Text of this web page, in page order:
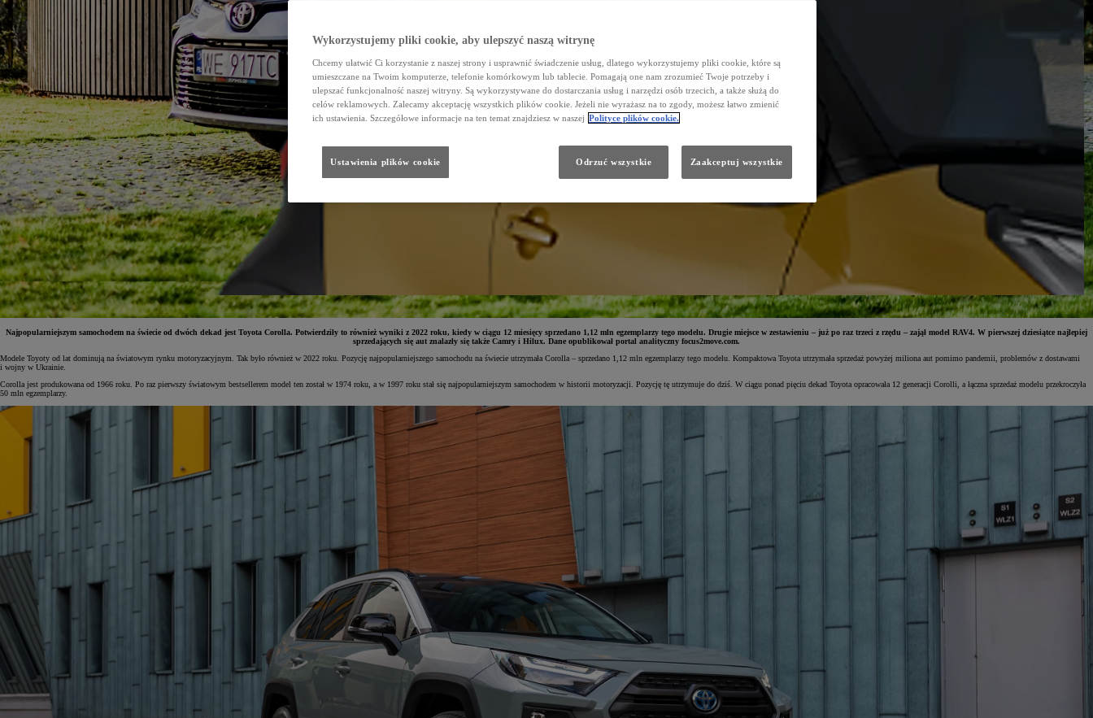
Najpopularniejszym samochodem na świecie od dwóch dekad jest Toyota Corolla. Potwierdziły to również wyniki z 2022 roku, kiedy w ciągu 12 miesięcy sprzedano 1,12 mln egzemplarzy tego modelu. Drugie miejsce w zestawieniu – już po raz trzeci z rzędu – zajął model RAV4. W pierwszej dziesiątce najlepiej
sprzedających się aut znalazły się także Camry i Hilux. Dane opublikował portal analityczny focus2move.com.
Modele Toyoty od lat dominują na światowym rynku motoryzacyjnym. Tak było również w 2022 roku. Pozycję najpopularniejszego samochodu na świecie utrzymała Corolla – sprzedano 1,12 mln egzemplarzy tego modelu. Kompaktowa Toyota utrzymała sprzedaż powyżej miliona aut pomimo pandemii, problemów z dostawami
i wojny w Ukrainie.
Corolla jest produkowana od 1966 roku. Po raz pierwszy światowym bestsellerem model ten został w 1974 roku, a w 1997 roku stał się najpopularniejszym samochodem w historii motoryzacji. Pozycję tę utrzymuje do dziś. W ciągu ponad pięciu dekad Toyota opracowała 12 generacji Corolli, a łączna sprzedaż modelu przekroczyła
50 mln egzemplarzy.
Wykorzystujemy pliki cookie, aby ulepszyć naszą witrynę
Chcemy ułatwić Ci korzystanie z naszej strony i usprawnić świadczenie usług, dlatego wykorzystujemy pliki cookie, które są
umieszczane na Twoim komputerze, telefonie komórkowym lub tablecie. Pomagają one nam zrozumieć Twoje potrzeby i
ulepszać funkcjonalność naszej witryny. Są wykorzystywane do dostarczania usług i narzędzi osób trzecich, a także służą do
celów reklamowych. Zalecamy akceptację wszystkich plików cookie. Jeżeli nie wyrażasz na to zgody, możesz łatwo zmienić
ich ustawienia. Szczegółowe informacje na ten temat znajdziesz w naszej Polityce plików cookie.
Odrzuć wszystkie Zaakceptuj wszystkie
Ustawienia plików cookie